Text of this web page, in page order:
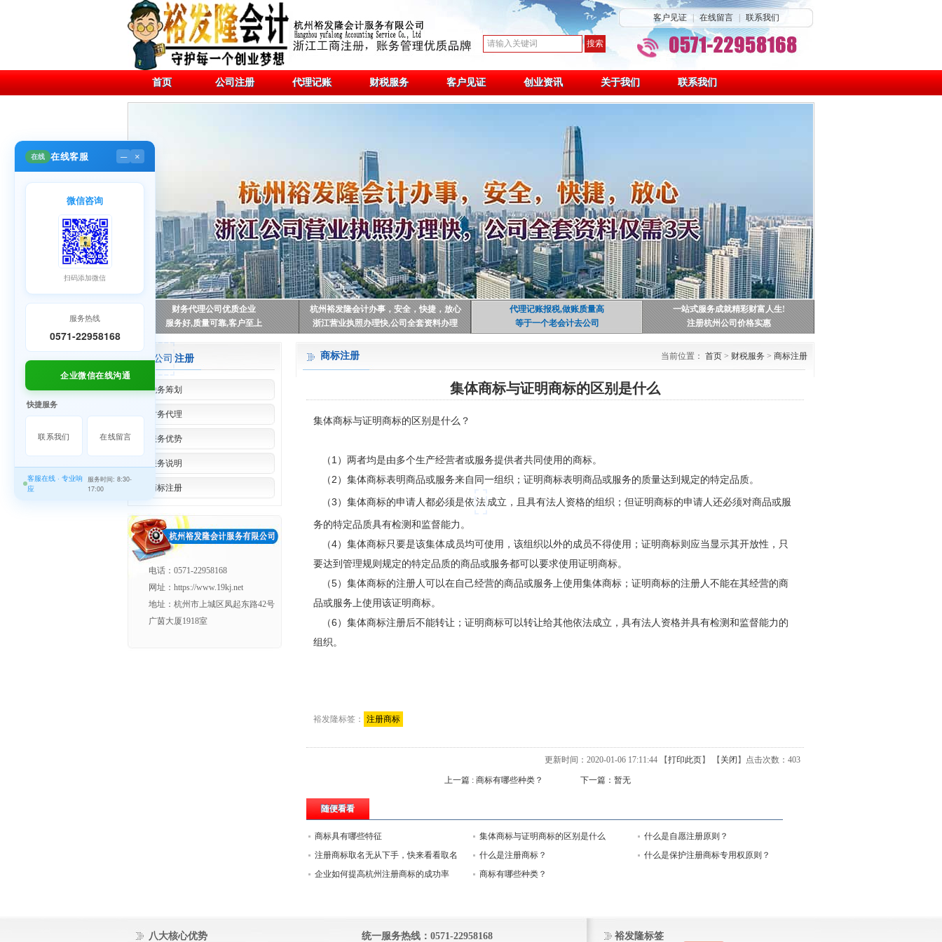
客户见证 在线留言 联系我们
首页 公司注册 代理记账 财税服务 客户见证 创业资讯 关于我们 联系我们
财务代理公司优质企业
服务好,质量可靠,客户至上
杭州裕发隆会计办事，安全，快捷，放心
浙江营业执照办理快,公司全套资料办理
代理记账报税,做账质量高
等于一个老会计去公司
一站式服务成就精彩财富人生!
注册杭州公司价格实惠
公司 注册
税务筹划
财务代理
服务优势
服务说明
商标注册
电话：0571-22958168
网址：https://www.19kj.net
地址：杭州市上城区凤起东路42号
广茵大厦1918室
商标注册 当前位置： 首页 > 财税服务 > 商标注册
集体商标与证明商标的区别是什么
集体商标与证明商标的区别是什么？
（1）两者均是由多个生产经营者或服务提供者共同使用的商标。
（2）集体商标表明商品或服务来自同一组织；证明商标表明商品或服务的质量达到规定的特定品质。
（3）集体商标的申请人都必须是依法成立，且具有法人资格的组织；但证明商标的申请人还必须对商品或服
务的特定品质具有检测和监督能力。
（4）集体商标只要是该集体成员均可使用，该组织以外的成员不得使用；证明商标则应当显示其开放性，只
要达到管理规则规定的特定品质的商品或服务都可以要求使用证明商标。
（5）集体商标的注册人可以在自己经营的商品或服务上使用集体商标；证明商标的注册人不能在其经营的商
品或服务上使用该证明商标。
（6）集体商标注册后不能转让；证明商标可以转让给其他依法成立，具有法人资格并具有检测和监督能力的
组织。
裕发隆标签： 注册商标
点击次数： 403
更新时间：2020-01-06 17:11:44 【打印此页】 【 关闭 】
上一篇 : 商标有哪些种类？ 下一篇：暂无
随便看看
商标具有哪些特征 集体商标与证明商标的区别是什么
什么是自愿注册原则？
注册商标取名无从下手，快来看看取名
技巧
什么是注册商标？
什么是保护注册商标专用权原则？
企业如何提高杭州注册商标的成功率
商标有哪些种类？
八大核心优势 统一服务热线：0571-22958168 裕发隆标签
在线 在线客服 ─ ×
微信咨询
扫码添加微信
服务热线
0571-22958168
企业微信在线沟通
快捷服务
联系我们 在线留言
客服在线 · 专业响
应
服务时间: 8:30-
17:00